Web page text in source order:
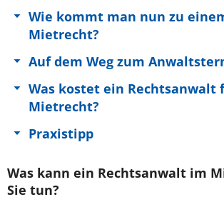
Wie kommt man nun zu
Mietrecht?
Auf dem Weg zum
Was kostet ein Rechtsanwalt
Mietrecht?
Praxistipp
Was kann ein Rechtsanwalt im
Sie tun?